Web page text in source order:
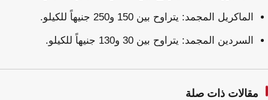
الماكريل المجمد: يتراوح بين 150 و250 جنيهاً للكيلو.
السردين المجمد: يتراوح بين 30 و130 جنيهاً للكيلو.
مقالات ذات صلة